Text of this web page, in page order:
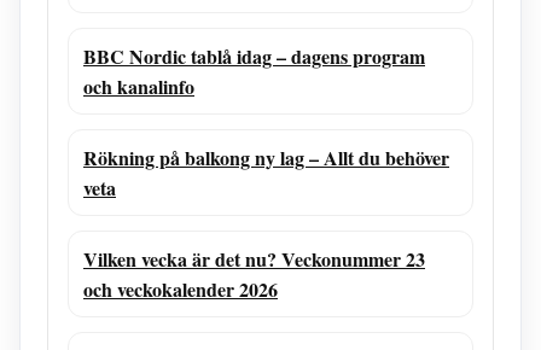
BBC Nordic tablå idag – dagens program
och kanalinfo
Rökning på balkong ny lag – Allt du behöver
veta
Vilken vecka är det nu? Veckonummer 23
och veckokalender 2026